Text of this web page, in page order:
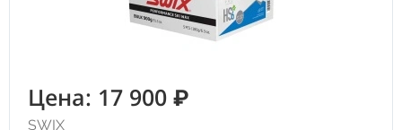
Цена: 17 900 ₽
SWIX